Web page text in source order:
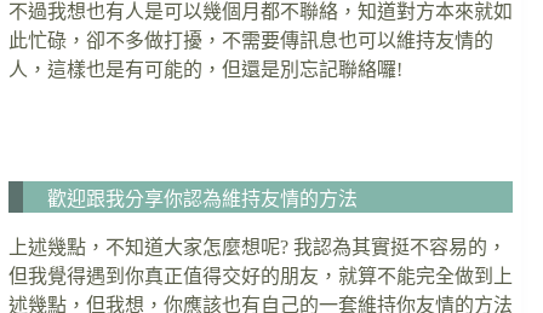
不過我想也有人是可以幾個月都不聯絡，知道對方本來就如
此忙碌，卻不多做打擾，不需要傳訊息也可以維持友情的
人，這樣也是有可能的，但還是別忘記聯絡囉!
歡迎跟我分享你認為維持友情的方法
上述幾點，不知道大家怎麼想呢? 我認為其實挺不容易的，
但我覺得遇到你真正值得交好的朋友，就算不能完全做到上
述幾點，但我想，你應該也有自己的一套維持你友情的方法